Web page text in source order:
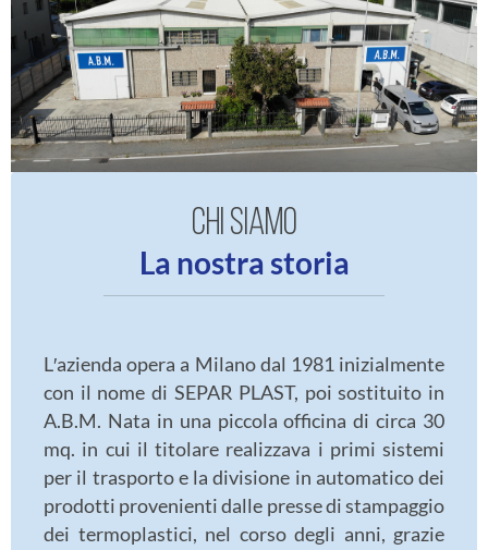
CHI SIAMO
La nostra storia
L′azienda opera a Milano dal 1981 inizialmente
con il nome di SEPAR PLAST, poi sostituito in
A.B.M. Nata in una piccola officina di circa 30
mq. in cui il titolare realizzava i primi sistemi
per il trasporto e la divisione in automatico dei
prodotti provenienti dalle presse di stampaggio
dei termoplastici, nel corso degli anni, grazie